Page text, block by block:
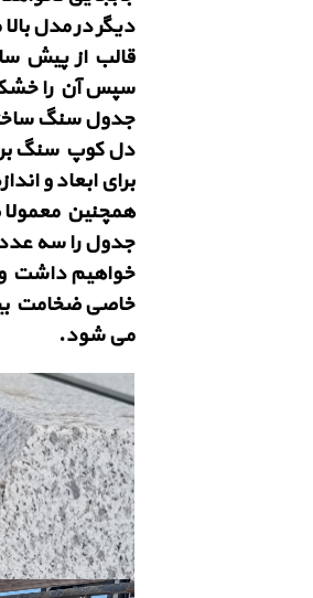
دیگر در مدل
قالب از پیش
سپس آن را خشک
جدول سنگ
دل کوپ سنگ
برای ابعاد و
همچنین
خواهیم داشت و
خاصی ضخامت
می شود.